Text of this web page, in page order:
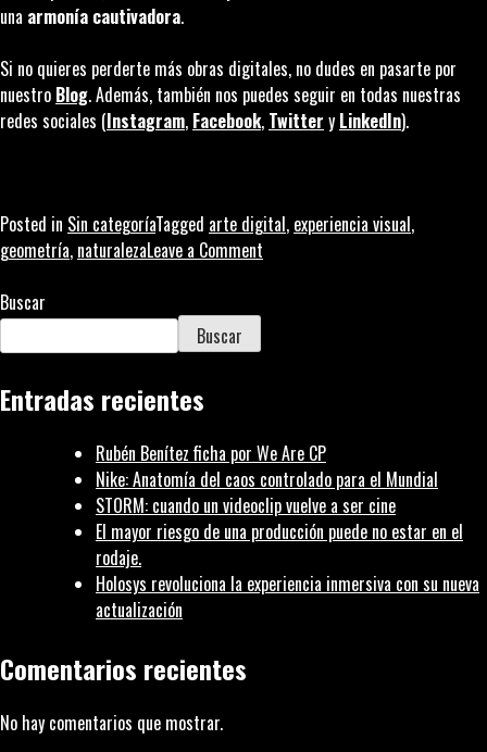
una armonía cautivadora.
Si no quieres perderte más obras digitales, no dudes en pasarte por
nuestro Blog. Además, también nos puedes seguir en todas nuestras
redes sociales (Instagram, Facebook, Twitter y LinkedIn).
Posted in Sin categoríaTagged arte digital, experiencia visual,
geometría, naturalezaLeave a Comment
Buscar
Buscar
Entradas recientes
Rubén Benítez ficha por We Are CP
Nike: Anatomía del caos controlado para el Mundial
STORM: cuando un videoclip vuelve a ser cine
El mayor riesgo de una producción puede no estar en el
rodaje.
Holosys revoluciona la experiencia inmersiva con su nueva
actualización
Comentarios recientes
No hay comentarios que mostrar.